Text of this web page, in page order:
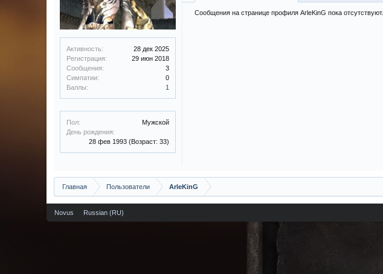
Активность:
28 дек 2025
Регистрация:
29 июн 2018
Сообщения:
3
Симпатии:
0
Баллы:
1
Пол:
Мужской
День рождения:
28 фев 1993 (Возраст: 33)
Сообщения на странице профиля ArleKinG пока отсутствуют.
Главная Пользователи ArleKinG
Novus Russian (RU)